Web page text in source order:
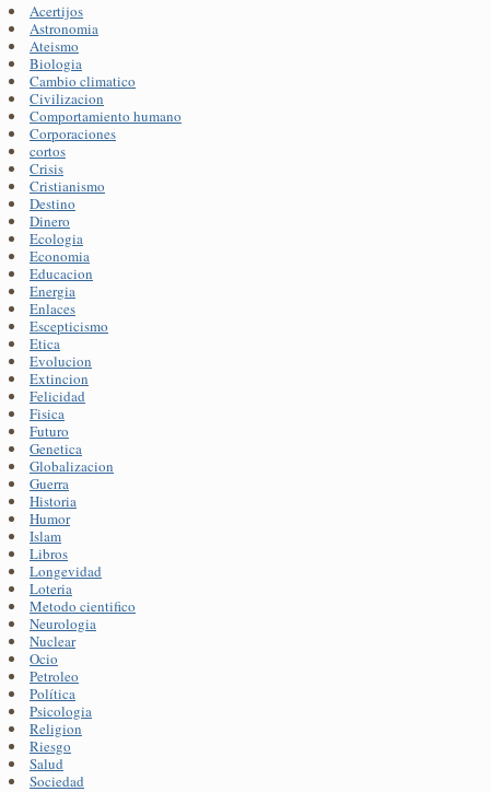
Acertijos
Astronomia
Ateismo
Biologia
Cambio climatico
Civilizacion
Comportamiento humano
Corporaciones
cortos
Crisis
Cristianismo
Destino
Dinero
Ecologia
Economia
Educacion
Energia
Enlaces
Escepticismo
Etica
Evolucion
Extincion
Felicidad
Fisica
Futuro
Genetica
Globalizacion
Guerra
Historia
Humor
Islam
Libros
Longevidad
Loteria
Metodo cientifico
Neurologia
Nuclear
Ocio
Petroleo
Política
Psicologia
Religion
Riesgo
Salud
Sociedad